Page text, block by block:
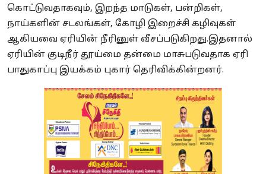
கொட்டுவதாகவும், இறந்த மாடுகள், பன்றிகள்,
நாய்களின் சடலங்கள், கோழி இறைச்சி கழிவுகள்
ஆகியவை ஏரியின் நீரினுள் வீசப்படுகிறது.இதனால்
ஏரியின் குடிநீர் தூய்மை தன்மை மாசுபடுவதாக ஏரி
பாதுகாப்பு இயக்கம் புகார் தெரிவிக்கின்றனர்.